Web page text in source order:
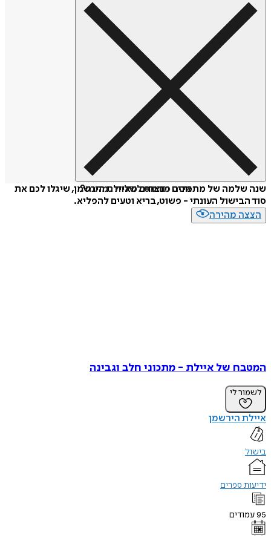
איזה פורמט לשלוח כמתנה?
שנה שלמה של מתכונים מנצחים מאיילת הירשמן, שיגלו לכם את
סוד הבישול העונתי - פשוט, בריא וטעים להפליא.
הצצה מהירה
המטבח של איילת - מתכוני חלב וגבינה
לשמור לי
איילת הירשמן
בישול
ידיעות ספרים
95עמודים